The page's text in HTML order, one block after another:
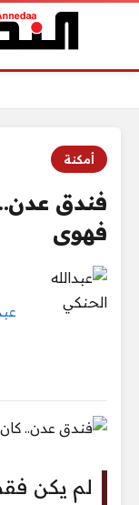
أمكنة
فندق
فهوى
لم يكن